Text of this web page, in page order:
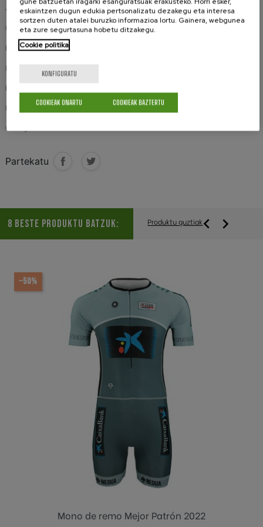
Alderantzi garbitu.
Ur hotzean garbitu.
Ez lisatu irudiaren gainean.
Lehorgailua ez erabili.
Lixibarik ez erabili.
Kremailerak itxi.
Garbigailuan ez nahastu material zimurtsuekin.
Partekatu
8 BESTE PRODUKTU BATZUK: Produktu guztiak
Mono de remo Mejor Patrón 2022
−50%

eskaintzen dugun edukia pertsonalizatu dezakegu eta interesa
sortzen duten atalei buruzko informazioa lortu. Gainera, webgunea
eta zure segurtasuna hobetu ditzakegu.
Cookie politika
KONFIGURATU
COOKIEAK BAZTERTU
COOKIEAK ONARTU